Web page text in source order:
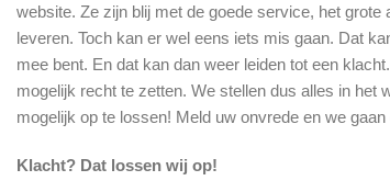
website. Ze zijn blij met de goede service, het
leveren. Toch kan er wel eens iets mis gaan. Dat
mee bent. En dat kan dan weer leiden tot een
mogelijk recht te zetten. We stellen dus alles in
mogelijk op te lossen! Meld uw onvrede en we
Klacht? Dat lossen wij op!